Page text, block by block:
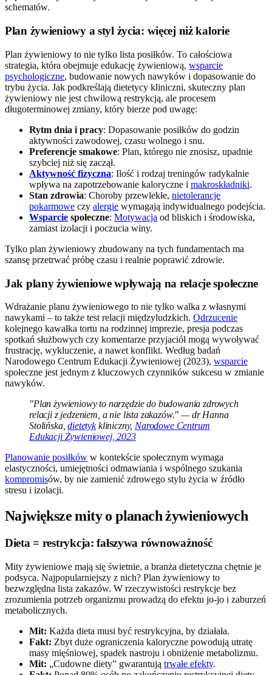
schematów.
Plan żywieniowy a styl życia: więcej niż kalorie
Plan żywieniowy to nie tylko lista posiłków. To całościowa
strategia, która obejmuje edukację żywieniową, wsparcie
psychologiczne, budowanie nowych nawyków i dopasowanie do
trybu życia. Jak podkreślają dietetycy kliniczni, skuteczny plan
żywieniowy nie jest chwilową restrykcją, ale procesem
długoterminowej zmiany, który bierze pod uwagę:
Rytm dnia i pracy: Dopasowanie posiłków do godzin
aktywności zawodowej, czasu wolnego i snu.
Preferencje smakowe: Plan, którego nie znosisz, upadnie
szybciej niż się zaczął.
Aktywność fizyczna: Ilość i rodzaj treningów radykalnie
wpływa na zapotrzebowanie kaloryczne i makroskładniki.
Stan zdrowia: Choroby przewlekłe, nietolerancje
pokarmowe czy alergie wymagają indywidualnego podejścia.
Wsparcie społeczne: Motywacja od bliskich i środowiska,
zamiast izolacji i poczucia winy.
Tylko plan żywieniowy zbudowany na tych fundamentach ma
szansę przetrwać próbę czasu i realnie poprawić zdrowie.
Jak plany żywieniowe wpływają na relacje społeczne
Wdrażanie planu żywieniowego to nie tylko walka z własnymi
nawykami – to także test relacji międzyludzkich. Odrzucenie
kolejnego kawałka tortu na rodzinnej imprezie, presja podczas
spotkań służbowych czy komentarze przyjaciół mogą wywoływać
frustrację, wykluczenie, a nawet konflikt. Według badań
Narodowego Centrum Edukacji Żywieniowej (2023), wsparcie
społeczne jest jednym z kluczowych czynników sukcesu w zmianie
nawyków.
"Plan żywieniowy to narzędzie do budowania zdrowych
relacji z jedzeniem, a nie lista zakazów." — dr Hanna
Stolińska,dietetykkliniczny, Narodowe Centrum
Edukacji Żywieniowej, 2023
Planowanie posiłków w kontekście społecznym wymaga
elastyczności, umiejętności odmawiania i wspólnego szukania
kompromisów, by nie zamienić zdrowego stylu życia w źródło
stresu i izolacji.
Największe mity o planach żywieniowych
Dieta = restrykcja: fałszywa równoważność
Mity żywieniowe mają się świetnie, a branża dietetyczna chętnie je
podsyca. Najpopularniejszy z nich? Plan żywieniowy to
bezwzględna lista zakazów. W rzeczywistości restrykcje bez
zrozumienia potrzeb organizmu prowadzą do efektu jo-jo i zaburzeń
metabolicznych.
Mit: Każda dieta musi być restrykcyjna, by działała.
Fakt: Zbyt duże ograniczenia kaloryczne powodują utratę
masy mięśniowej, spadek nastroju i obniżenie metabolizmu.
Mit: „Cudowne diety” gwarantują trwałe efekty.